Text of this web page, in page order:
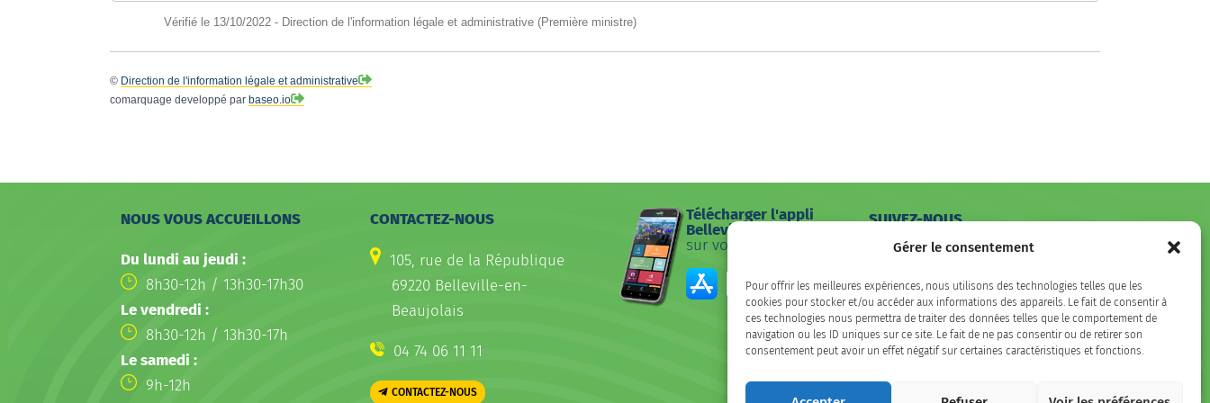
Gérer le consentement
Pour offrir les meilleures expériences, nous utilisons des technologies telles que les
cookies pour stocker et/ou accéder aux informations des appareils. Le fait de consentir à
ces technologies nous permettra de traiter des données telles que le comportement de
navigation ou les ID uniques sur ce site. Le fait de ne pas consentir ou de retirer son
consentement peut avoir un effet négatif sur certaines caractéristiques et fonctions.
Vérifié le 13/10/2022 - Direction de l'information légale et administrative (Première ministre)
© Direction de l'information légale et administrative
comarquage developpé par baseo.io
NOUS VOUS ACCUEILLONS
Du lundi au jeudi :
8h30-12h / 13h30-17h30
Le vendredi :
8h30-12h / 13h30-17h
Le samedi :
9h-12h
CONTACTEZ-NOUS
105, rue de la République
69220 Belleville-en-
Beaujolais
04 74 06 11 11
CONTACTEZ-NOUS
Télécharger l'appli
Belleville
sur votre smartphone
SUIVEZ-NOUS